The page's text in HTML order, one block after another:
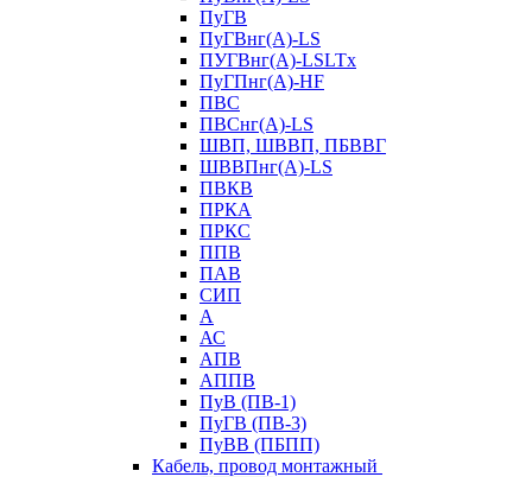
ПуГВ
ПуГВнг(А)-LS
ПУГВнг(А)-LSLTx
ПуГПнг(А)-HF
ПВС
ПВСнг(А)-LS
ШВП, ШВВП, ПБВВГ
ШВВПнг(А)-LS
ПВКВ
ПРКА
ПРКС
ППВ
ПАВ
СИП
А
АС
АПВ
АППВ
ПуВ (ПВ-1)
ПуГВ (ПВ-3)
ПуВВ (ПБПП)
Кабель, провод монтажный